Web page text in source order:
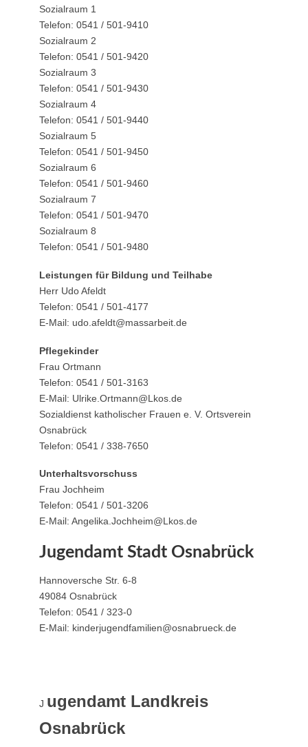
Sozialraum 1
Telefon: 0541 / 501-9410
Sozialraum 2
Telefon: 0541 / 501-9420
Sozialraum 3
Telefon: 0541 / 501-9430
Sozialraum 4
Telefon: 0541 / 501-9440
Sozialraum 5
Telefon: 0541 / 501-9450
Sozialraum 6
Telefon: 0541 / 501-9460
Sozialraum 7
Telefon: 0541 / 501-9470
Sozialraum 8
Telefon: 0541 / 501-9480
Leistungen für Bildung und Teilhabe
Herr Udo Afeldt
Telefon: 0541 / 501-4177
E-Mail: udo.afeldt@massarbeit.de
Pflegekinder
Frau Ortmann
Telefon: 0541 / 501-3163
E-Mail: Ulrike.Ortmann@Lkos.de
Sozialdienst katholischer Frauen e. V. Ortsverein
Osnabrück
Telefon: 0541 / 338-7650
Unterhaltsvorschuss
Frau Jochheim
Telefon: 0541 / 501-3206
E-Mail: Angelika.Jochheim@Lkos.de
Jugendamt Stadt Osnabrück
Hannoversche Str. 6-8
49084 Osnabrück
Telefon: 0541 / 323-0
E-Mail: kinderjugendfamilien@osnabrueck.de
J ugendamt Landkreis
Osnabrück